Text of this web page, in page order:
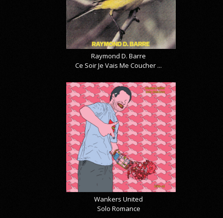
Raymond D. Barre
Ce Soir Je Vais Me Coucher ...
Wankers United
Solo Romance